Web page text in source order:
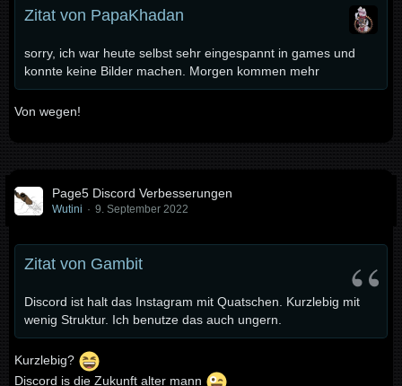
Zitat von PapaKhadan
sorry, ich war heute selbst sehr eingespannt in games und
konnte keine Bilder machen. Morgen kommen mehr
Von wegen!
Page5 Discord Verbesserungen
Wutini 9. September 2022
Zitat von Gambit
Discord ist halt das Instagram mit Quatschen. Kurzlebig mit
wenig Struktur. Ich benutze das auch ungern.
Kurzlebig?
Discord is die Zukunft alter mann